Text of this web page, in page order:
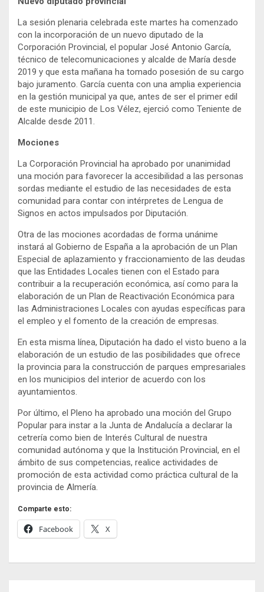
La sesión plenaria celebrada este martes ha comenzado
con la incorporación de un nuevo diputado de la
Corporación Provincial, el popular José Antonio García,
técnico de telecomunicaciones y alcalde de María desde
2019 y que esta mañana ha tomado posesión de su cargo
bajo juramento. García cuenta con una amplia experiencia
en la gestión municipal ya que, antes de ser el primer edil
de este municipio de Los Vélez, ejerció como Teniente de
Alcalde desde 2011.
Mociones
La Corporación Provincial ha aprobado por unanimidad
una moción para favorecer la accesibilidad a las personas
sordas mediante el estudio de las necesidades de esta
comunidad para contar con intérpretes de Lengua de
Signos en actos impulsados por Diputación.
Otra de las mociones acordadas de forma unánime
instará al Gobierno de España a la aprobación de un Plan
Especial de aplazamiento y fraccionamiento de las deudas
que las Entidades Locales tienen con el Estado para
contribuir a la recuperación económica, así como para la
elaboración de un Plan de Reactivación Económica para
las Administraciones Locales con ayudas específicas para
el empleo y el fomento de la creación de empresas.
En esta misma línea, Diputación ha dado el visto bueno a la
elaboración de un estudio de las posibilidades que ofrece
la provincia para la construcción de parques empresariales
en los municipios del interior de acuerdo con los
ayuntamientos.
Por último, el Pleno ha aprobado una moción del Grupo
Popular para instar a la Junta de Andalucía a declarar la
cetrería como bien de Interés Cultural de nuestra
comunidad autónoma y que la Institución Provincial, en el
ámbito de sus competencias, realice actividades de
promoción de esta actividad como práctica cultural de la
provincia de Almería.
Comparte esto:
Facebook X